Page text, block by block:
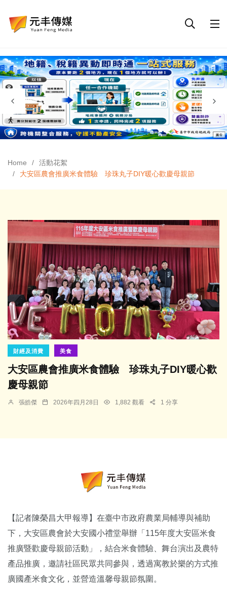
Home
活動花絮
大安區農會推廣米食體驗 珍珠丸子DIY暖心歡慶母親節
財經及消費 美食
大安區農會推廣米食體驗 珍珠丸子DIY暖心歡
慶母親節
張皓傑 2026年四月28日 1,882 觀看 1 分享
【記者陳榮昌大甲報導】在臺中市政府農業局輔導與補助
下，大安區農會於大安國小禮堂舉辦「115年度大安區米食
推廣暨歡慶母親節活動」，結合米食體驗、舞台演出及農特
產品推廣，邀請社區民眾共同參與，透過寓教於樂的方式推
廣國產米食文化，並營造溫馨母親節氛圍。